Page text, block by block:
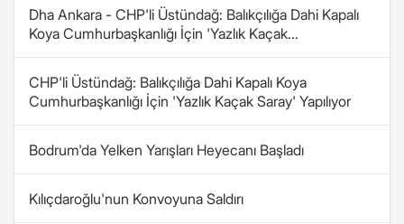
Dha Ankara - CHP'li Üstündağ: Balıkçılığa Dahi Kapalı
Koya Cumhurbaşkanlığı İçin 'Yazlık Kaçak...
CHP'li Üstündağ: Balıkçılığa Dahi Kapalı Koya
Cumhurbaşkanlığı İçin 'Yazlık Kaçak Saray' Yapılıyor
Bodrum'da Yelken Yarışları Heyecanı Başladı
Kılıçdaroğlu'nun Konvoyuna Saldırı